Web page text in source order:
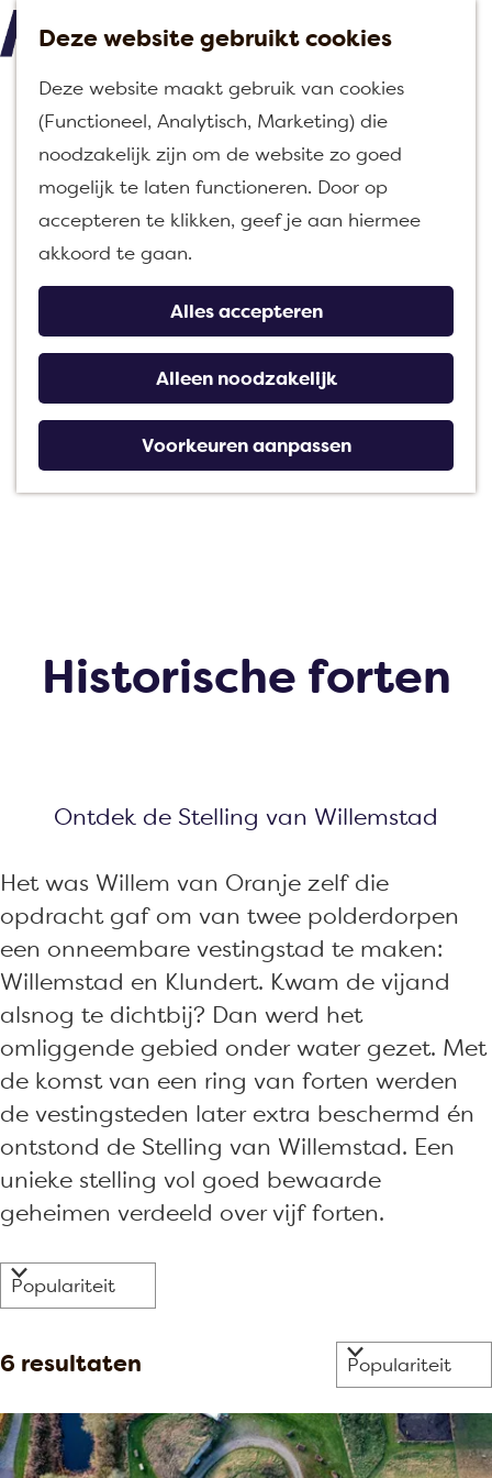
Deze website gebruikt cookies
Deze website maakt gebruik van cookies
(Functioneel, Analytisch, Marketing) die
noodzakelijk zijn om de website zo goed
mogelijk te laten functioneren. Door op
accepteren te klikken, geef je aan hiermee
akkoord te gaan.
Alles accepteren
Alleen noodzakelijk
Voorkeuren aanpassen
e
n
u
Historische forten
Ontdek de Stelling van Willemstad
Het was Willem van Oranje zelf die
opdracht gaf om van twee polderdorpen
een onneembare vestingstad te maken:
Willemstad en Klundert. Kwam de vijand
alsnog te dichtbij? Dan werd het
omliggende gebied onder water gezet. Met
de komst van een ring van forten werden
de vestingsteden later extra beschermd én
ontstond de Stelling van Willemstad. Een
unieke stelling vol goed bewaarde
geheimen verdeeld over vijf forten.
W
a
t
o
e
S
o
t
e
e
6 resultaten
S
r
t